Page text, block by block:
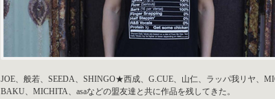
JOE、般若、SEEDA、SHINGO★西成、G.CUE、山仁、ラッパ我リヤ、
BAKU、MICHITA、asaなどの盟友達と共に作品を残してきた。